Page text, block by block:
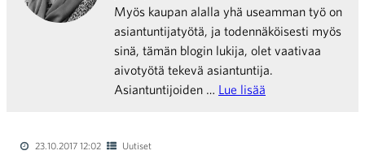
Myös kaupan alalla yhä useamman työ on
asiantuntijatyötä, ja todennäköisesti myös
sinä, tämän blogin lukija, olet vaativaa
aivotyötä tekevä asiantuntija.
Asiantuntijoiden … Lue lisää
23.10.2017 12:02 Uutiset